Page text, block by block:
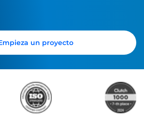
un proyecto